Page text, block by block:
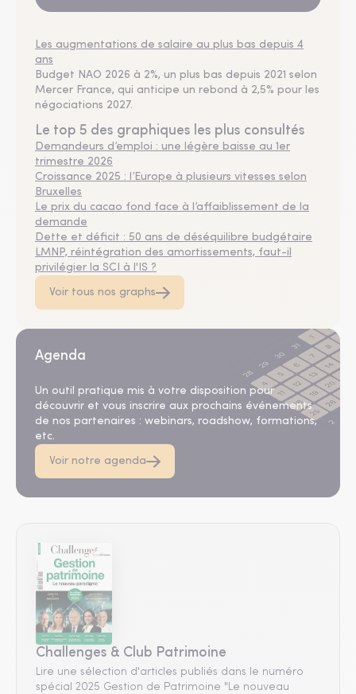
Les augmentations de salaire au plus bas depuis 4
ans
Budget NAO 2026 à 2%, un plus bas depuis 2021 selon
Mercer France, qui anticipe un rebond à 2,5% pour les
négociations 2027.
Le top 5 des graphiques les plus consultés
Demandeurs d’emploi : une légère baisse au 1er
trimestre 2026
Croissance 2025 : l’Europe à plusieurs vitesses selon
Bruxelles
Le prix du cacao fond face à l’affaiblissement de la
demande
Dette et déficit : 50 ans de déséquilibre budgétaire
LMNP, réintégration des amortissements, faut-il
privilégier la SCI à l'IS ?
Voir tous nos graphs
Agenda
Un outil pratique mis à votre disposition pour
découvrir et vous inscrire aux prochains événements
de nos partenaires : webinars, roadshow, formations,
etc.
Voir notre agenda
Challenges & Club Patrimoine
Lire une sélection d'articles publiés dans le numéro
spécial 2025 Gestion de Patrimoine "Le nouveau